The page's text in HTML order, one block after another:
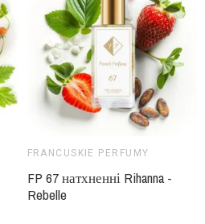
FRANCUSKIE PERFUMY
FP 67 натхненні Rihanna -
Rebelle